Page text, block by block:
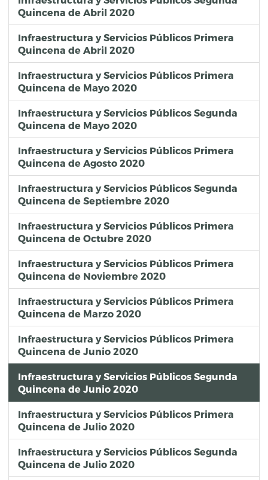
Quincena de Abril 2020
Infraestructura y Servicios Públicos Primera
Quincena de Abril 2020
Infraestructura y Servicios Públicos Primera
Quincena de Mayo 2020
Infraestructura y Servicios Públicos Segunda
Quincena de Mayo 2020
Infraestructura y Servicios Públicos Primera
Quincena de Agosto 2020
Infraestructura y Servicios Públicos Segunda
Quincena de Septiembre 2020
Infraestructura y Servicios Públicos Primera
Quincena de Octubre 2020
Infraestructura y Servicios Públicos Primera
Quincena de Noviembre 2020
Infraestructura y Servicios Públicos Primera
Quincena de Marzo 2020
Infraestructura y Servicios Públicos Primera
Quincena de Junio 2020
Infraestructura y Servicios Públicos Segunda
Quincena de Junio 2020
Infraestructura y Servicios Públicos Primera
Quincena de Julio 2020
Infraestructura y Servicios Públicos Segunda
Quincena de Julio 2020